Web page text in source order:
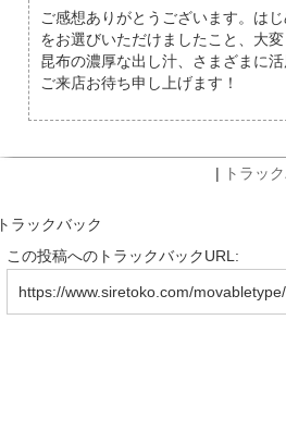
ご感想ありがとうございます。は
をお選びいただけましたこと、大
昆布の濃厚な出し汁、さまざまに
ご来店お待ち申し上げます！
| トラッ
トラックバック
この投稿へのトラックバックURL:
https://www.siretoko.com/